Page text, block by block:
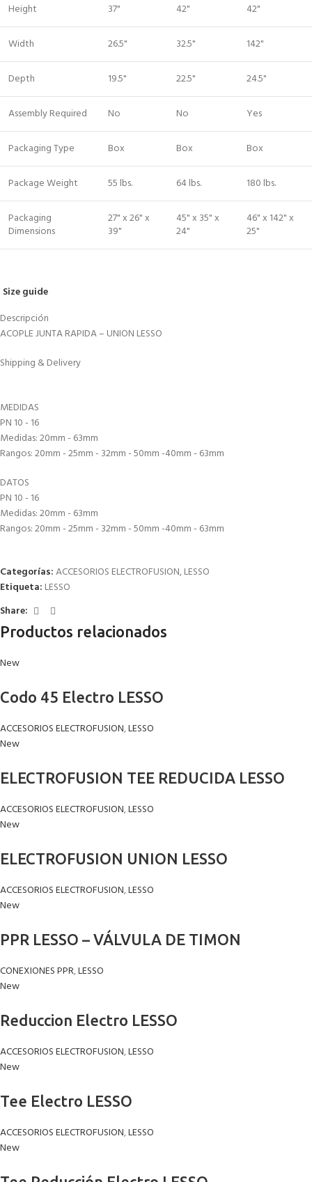
Height 37" 42" 42"
Width 26.5" 32.5" 142"
Depth 19.5" 22.5" 24.5"
Assembly Required No No Yes
Packaging Type Box Box Box
Package Weight 55 lbs. 64 lbs. 180 lbs.
Packaging
Dimensions
27" x 26" x
39"
45" x 35" x
24"
46" x 142" x
25"
Size guide
Descripción
ACOPLE JUNTA RAPIDA – UNION LESSO
Shipping & Delivery
MEDIDAS
PN 10 - 16
Medidas: 20mm - 63mm
Rangos: 20mm - 25mm - 32mm - 50mm -40mm - 63mm
DATOS
PN 10 - 16
Medidas: 20mm - 63mm
Rangos: 20mm - 25mm - 32mm - 50mm -40mm - 63mm
Categorías:ACCESORIOS ELECTROFUSION,LESSO
Etiqueta: LESSO
Share:
Productos relacionados
New
Codo 45 Electro LESSO
ACCESORIOS ELECTROFUSION,LESSO
New
ELECTROFUSION TEE REDUCIDA LESSO
ACCESORIOS ELECTROFUSION,LESSO
New
ELECTROFUSION UNION LESSO
ACCESORIOS ELECTROFUSION,LESSO
New
PPR LESSO – VÁLVULA DE TIMON
CONEXIONES PPR,LESSO
New
Reduccion Electro LESSO
ACCESORIOS ELECTROFUSION,LESSO
New
Tee Electro LESSO
ACCESORIOS ELECTROFUSION,LESSO
New